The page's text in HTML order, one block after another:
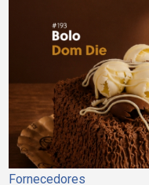
Fornecedores